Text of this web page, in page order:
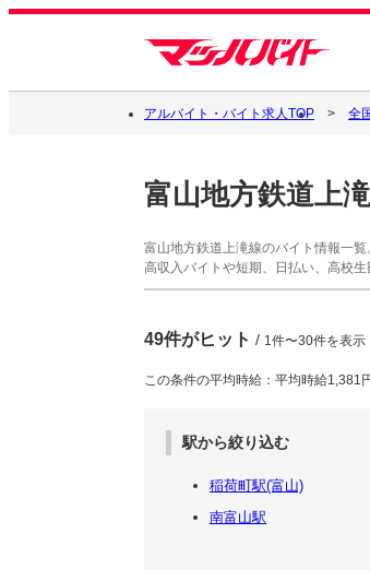
アルバイト・バイト求人TOP 全
富山地方鉄道上
富山地方鉄道上滝線のバイト情報一覧
高収入バイトや短期、日払い、高校
49件がヒット / 1件〜30件を表示
この条件の平均時給：平均時給1,381
駅から絞り込む
稲荷町駅(富山)
南富山駅